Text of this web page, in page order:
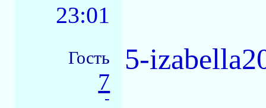
23:01
Гость
7
-
5-